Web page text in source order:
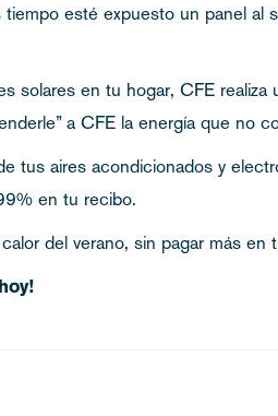
esté expuesto un panel al
solares en tu hogar, CFE
a CFE la energía que no
tus aires acondicionados y
en tu recibo.
del verano, sin pagar más